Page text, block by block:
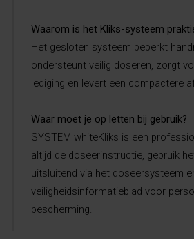
Waarom is het Kliks-systeem
Het gesloten systeem beperkt
ondersteunt veilig doseren, zorgt
lediging en levert een compactere
Waar moet je op letten bij gebruik?
SYSTEM whiteKliks is een
altijd de doseerinstructie, gebruik
uitsluitend via het doseersysteem
veiligheidsinformatieblad voor
bescherming.